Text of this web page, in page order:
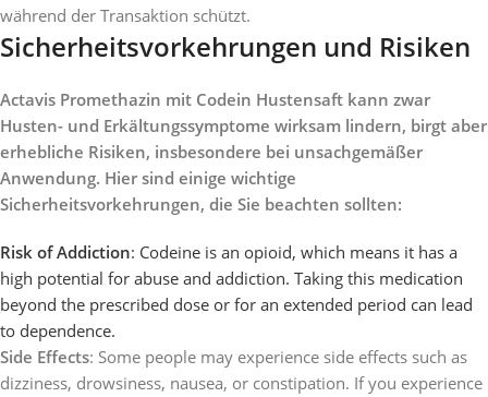
während der Transaktion schützt.
Sicherheitsvorkehrungen und Risiken
Actavis Promethazin mit Codein Hustensaft kann zwar
Husten- und Erkältungssymptome wirksam lindern, birgt aber
erhebliche Risiken, insbesondere bei unsachgemäßer
Anwendung. Hier sind einige wichtige
Sicherheitsvorkehrungen, die Sie beachten sollten:
Risk of Addiction: Codeine is an opioid, which means it has a
high potential for abuse and addiction. Taking this medication
beyond the prescribed dose or for an extended period can lead
to dependence.
Side Effects: Some people may experience side effects such as
dizziness, drowsiness, nausea, or constipation. If you experience